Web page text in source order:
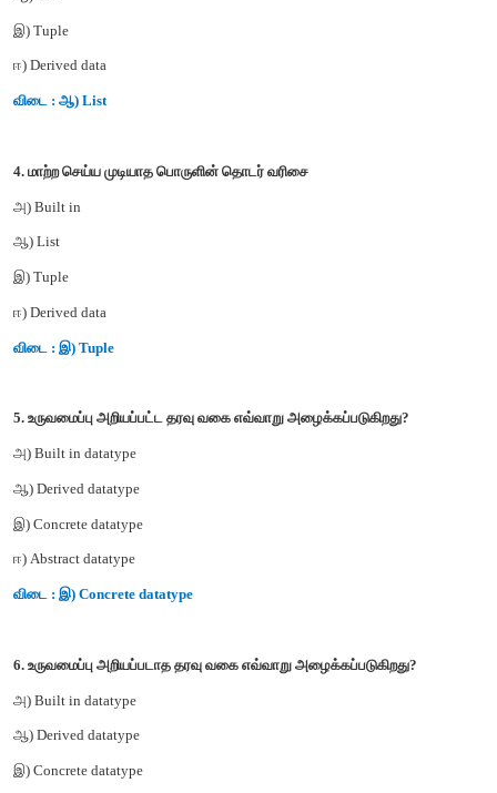
ஆ) Selectors
இ) recursive
விடை : ஆ) Selectors
3. வரிசைப்படுத்தப்பட்ட உருப்புகளை மாற்றக்கூடிய தரவு கட்டமைப்பு
ஆ) List
ஈ) Derived data
4. மாற்ற செய்ய முடியாத பொருளின் தொடர் வரிசை
அ) Built in
இ) Tuple
ஈ) Derived data
விடை : இ) Tuple